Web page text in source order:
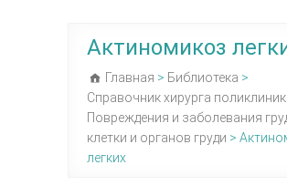
Актиномикоз
Главная > Библиотека >
Справочник хирурга
Повреждения и заболевания
клетки и органов груди >
легких